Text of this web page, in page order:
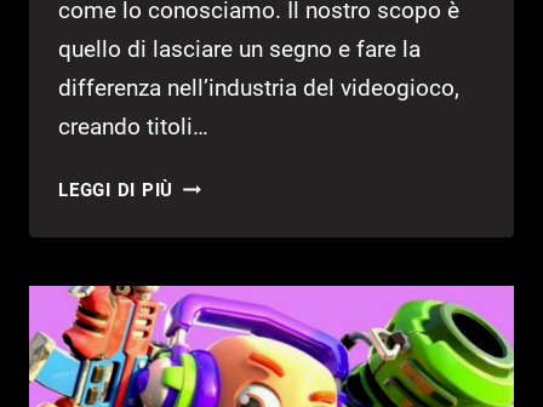
come lo conosciamo. Il nostro scopo è
quello di lasciare un segno e fare la
differenza nell’industria del videogioco,
creando titoli…
LEGGI DI PIÙ IL
DI
CAUSE
FONDA
LO
STUDIO